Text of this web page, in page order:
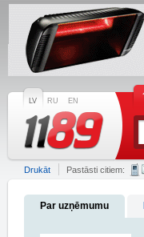
LV RU EN
Drukāt Pastāsti citiem:
Par uzņēmumu